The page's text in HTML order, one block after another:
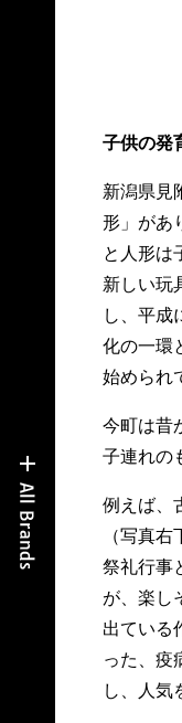
子供の発
新潟県見
形」があ
と人形は
新しい玩
し、平成
化の一環
始められ
今町は昔
子連れの
例えば、
（写真
祭礼行事
が、楽し
出ている
った、疫
し、人気